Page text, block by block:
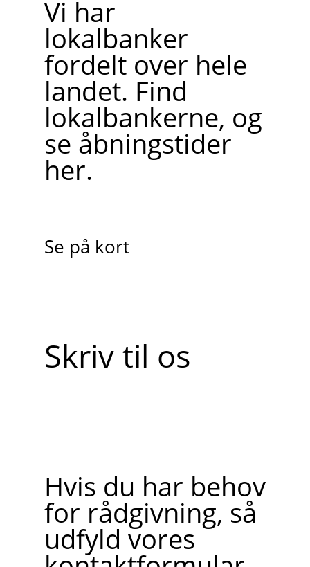
Vi har
lokalbanker
fordelt over hele
landet. Find
lokalbankerne, og
se åbningstider
her.
Se på kort
Skriv til os
Hvis du har behov
for rådgivning, så
udfyld vores